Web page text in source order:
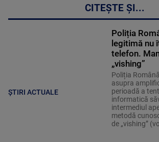
CITEȘTE ȘI...
ȘTIRI ACTUALE
Poliția
legitimă nu
telefon.
„vishing”
Poliția
asupra
perioadă a
informatică
intermediul
metodă
de „vishing”